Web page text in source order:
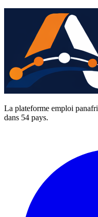
La plateforme emploi
dans 54 pays.